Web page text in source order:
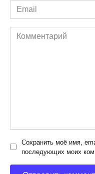
Email
*
Комментарий
Сохранить моё имя,
последующих моих